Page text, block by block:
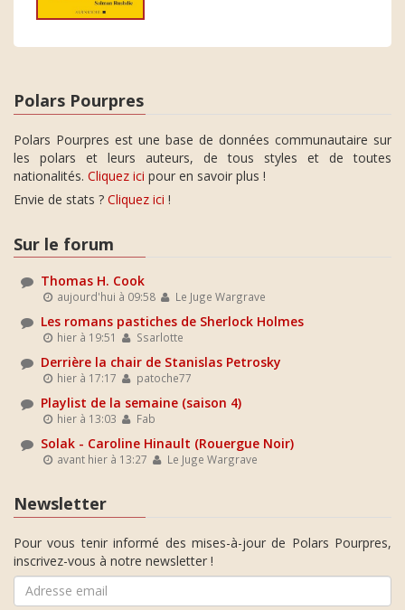
Polars Pourpres
Polars Pourpres est une base de données communautaire sur
les polars et leurs auteurs, de tous styles et de toutes
nationalités. Cliquez ici pour en savoir plus !
Envie de stats ? Cliquez ici !
Sur le forum
Thomas H. Cook
aujourd'hui à 09:58 Le Juge Wargrave
Les romans pastiches de Sherlock Holmes
hier à 19:51 Ssarlotte
Derrière la chair de Stanislas Petrosky
hier à 17:17 patoche77
Playlist de la semaine (saison 4)
hier à 13:03 Fab
Solak - Caroline Hinault (Rouergue Noir)
avant hier à 13:27 Le Juge Wargrave
Newsletter
Pour vous tenir informé des mises-à-jour de Polars Pourpres,
inscrivez-vous à notre newsletter !